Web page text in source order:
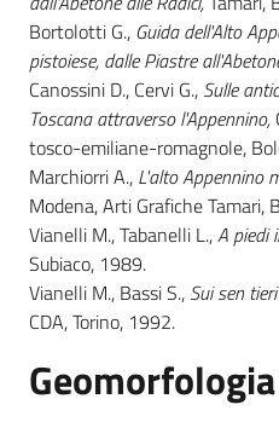
Piani Programmi
Progetti
Bortolotti G., Guida dell'Alto
pistoiese, dalle Piastre
Canossini D., Cervi G., Sulle
Toscana attraverso l'Appennino,
tosco-emiliane-romagnole,
Marchiorri A., L'alto Appennino
Modena, Arti Grafiche Tamari,
Vianelli M., Tabanelli L.,A piedi
Subiaco, 1989.
Vianelli M., Bassi S., Sui sen
CDA, Torino, 1992.
Geomorfologia